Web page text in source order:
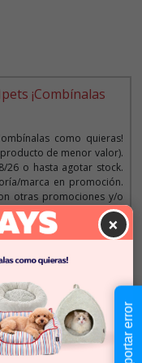
¡Combínalas
como quieras!
de menor valor).
26 o hasta agotar stock.
marca en promoción.
otras promociones y/o
Aplica solo para la
Cantidad:
×
Reportar error